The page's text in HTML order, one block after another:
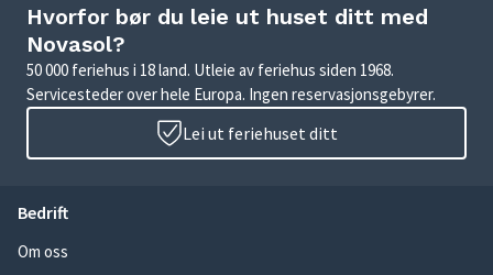
Hvorfor bør du leie ut huset ditt med
Novasol?
50 000 feriehus i 18 land. Utleie av feriehus siden 1968.
Servicesteder over hele Europa. Ingen reservasjonsgebyrer.
Lei ut feriehuset ditt
Bedrift
Om oss